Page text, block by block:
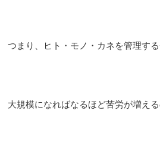
つまり、ヒト・モノ・カネを管理す
大規模になればなるほど苦労が増え